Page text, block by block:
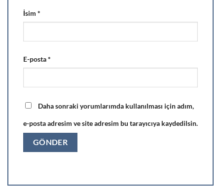
İsim *
E-posta*
Daha sonraki yorumlarımda kullanılması için adım,
e-posta adresim ve site adresim bu tarayıcıya kaydedilsin.